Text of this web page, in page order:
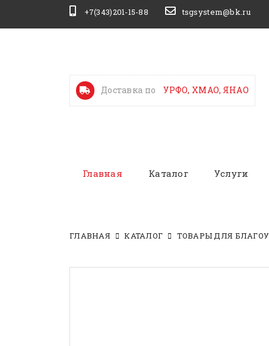
+7(343)201-15-88 tsgsystem@bk.ru
Доставка по УРФО, ХМАО, ЯНАО
Главная Каталог Услуги
ГЛАВНАЯ КАТАЛОГ ТОВАРЫ ДЛЯ